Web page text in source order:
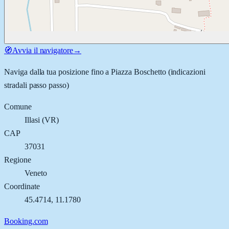
🧭Avvia il navigatore→
Naviga dalla tua posizione fino aPiazza Boschetto(indicazioni
stradali passo passo)
Comune
Illasi (VR)
CAP
37031
Regione
Veneto
Coordinate
45.4714, 11.1780
Booking.com